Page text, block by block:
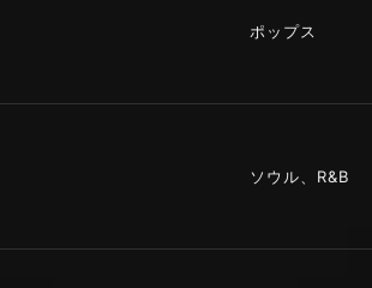
ポップス
ソウル、R&B